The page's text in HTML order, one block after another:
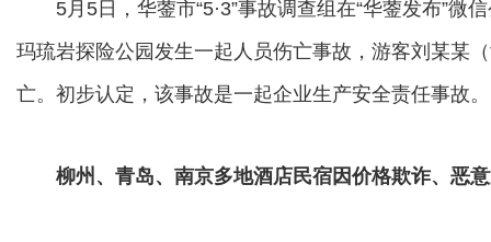
5月5日，华蓥市“5·3”事故调查组在“华蓥发布”微
玛琉岩探险公园发生一起人员伤亡事故，游客刘某某
亡。初步认定，该事故是一起企业生产安全责任事故。
柳州、青岛、南京多地酒店民宿因价格欺诈、恶